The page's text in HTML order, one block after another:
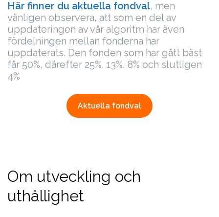
Här finner du aktuella fondval, men
vänligen observera, att som en del av
uppdateringen av vår algoritm har även
fördelningen mellan fonderna har
uppdaterats. Den fonden som har gått bäst
får 50%, därefter 25%, 13%, 8% och slutligen
4%
Aktuella fondval
Om utveckling och
uthållighet